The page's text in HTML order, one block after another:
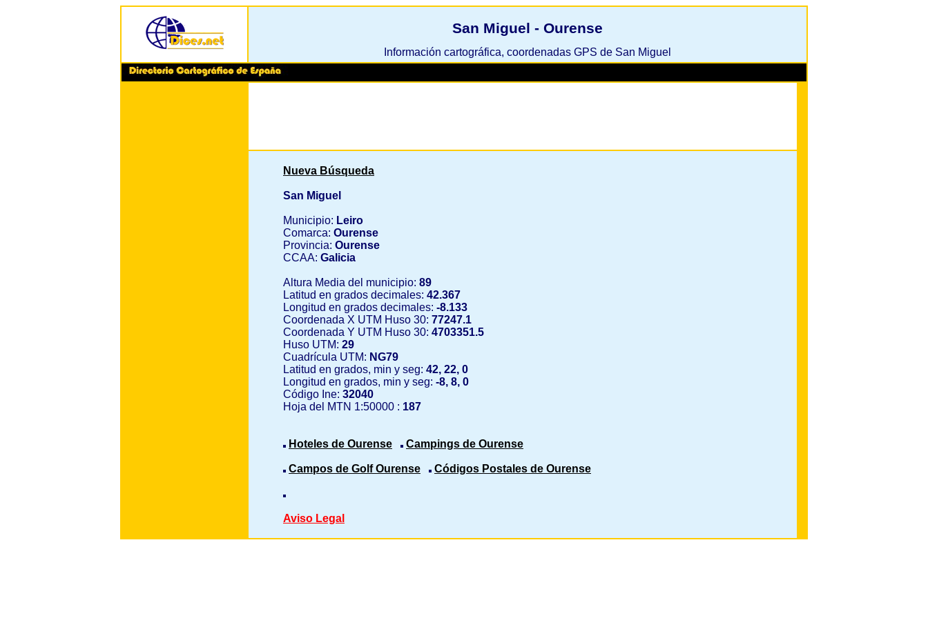
San Miguel - Ourense
Información cartográfica, coordenadas GPS de San Miguel
Nueva Búsqueda
San Miguel
Municipio: Leiro
Comarca: Ourense
Provincia: Ourense
CCAA: Galicia
Altura Media del municipio: 89
Latitud en grados decimales: 42.367
Longitud en grados decimales: -8.133
Coordenada X UTM Huso 30: 77247.1
Coordenada Y UTM Huso 30: 4703351.5
Huso UTM: 29
Cuadrícula UTM: NG79
Latitud en grados, min y seg: 42, 22, 0
Longitud en grados, min y seg: -8, 8, 0
Código Ine: 32040
Hoja del MTN 1:50000 : 187
Hoteles de Ourense Campings de Ourense
Campos de Golf Ourense Códigos Postales de Ourense
Aviso Legal